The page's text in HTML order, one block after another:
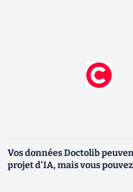
Vos données Doctolib
projet d'IA, mais vous